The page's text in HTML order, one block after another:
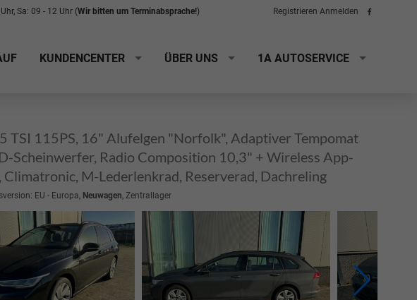
Sa: 09 - 12 Uhr (Wir bitten um Terminabsprache!) Registrieren Anmelden
Folge
KUNDENCENTER ÜBER UNS 1A AUTOSERVICE
TSI 115PS, 16" Alufelgen "Norfolk", Adaptiver Tempomat
Scheinwerfer, Radio Composition 10,3" + Wireless App-
M-Lederlenkrad, Reserverad, Dachreling
EU - Europa, Neuwagen, Zentrallager